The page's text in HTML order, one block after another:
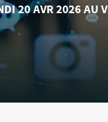
20 AVR2026AU